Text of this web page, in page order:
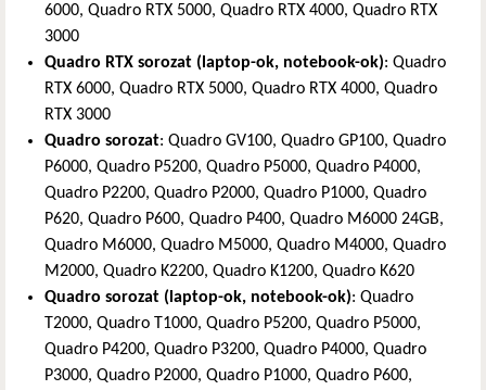
6000, Quadro RTX 5000, Quadro RTX 4000, Quadro RTX
3000
Quadro RTX sorozat (laptop-ok, notebook-ok): Quadro
RTX 6000, Quadro RTX 5000, Quadro RTX 4000, Quadro
RTX 3000
Quadro sorozat: Quadro GV100, Quadro GP100, Quadro
P6000, Quadro P5200, Quadro P5000, Quadro P4000,
Quadro P2200, Quadro P2000, Quadro P1000, Quadro
P620, Quadro P600, Quadro P400, Quadro M6000 24GB,
Quadro M6000, Quadro M5000, Quadro M4000, Quadro
M2000, Quadro K2200, Quadro K1200, Quadro K620
Quadro sorozat (laptop-ok, notebook-ok): Quadro
T2000, Quadro T1000, Quadro P5200, Quadro P5000,
Quadro P4200, Quadro P3200, Quadro P4000, Quadro
P3000, Quadro P2000, Quadro P1000, Quadro P600,